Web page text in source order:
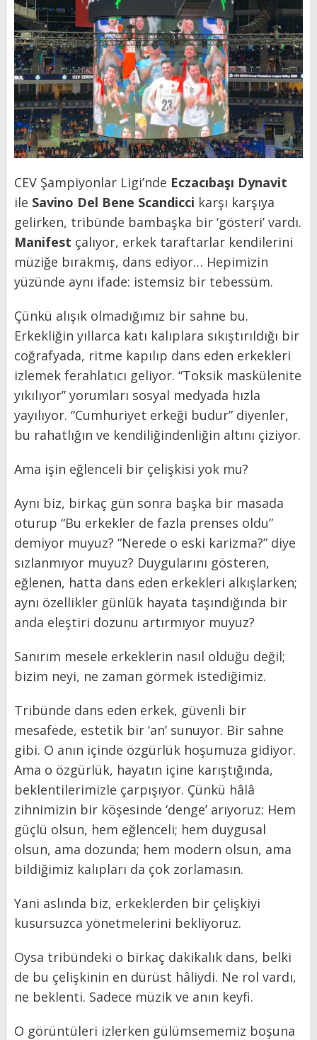
CEV Şampiyonlar Ligi’nde Eczacıbaşı Dynavit
ile Savino Del Bene Scandicci karşı karşıya
gelirken, tribünde bambaşka bir ‘gösteri’ vardı.
Manifest çalıyor, erkek taraftarlar kendilerini
müziğe bırakmış, dans ediyor… Hepimizin
yüzünde aynı ifade: istemsiz bir tebessüm.
Çünkü alışık olmadığımız bir sahne bu.
Erkekliğin yıllarca katı kalıplara sıkıştırıldığı bir
coğrafyada, ritme kapılıp dans eden erkekleri
izlemek ferahlatıcı geliyor. “Toksik maskülenite
yıkılıyor” yorumları sosyal medyada hızla
yayılıyor. “Cumhuriyet erkeği budur” diyenler,
bu rahatlığın ve kendiliğindenliğin altını çiziyor.
Ama işin eğlenceli bir çelişkisi yok mu?
Aynı biz, birkaç gün sonra başka bir masada
oturup “Bu erkekler de fazla prenses oldu”
demiyor muyuz? “Nerede o eski karizma?” diye
sızlanmıyor muyuz? Duygularını gösteren,
eğlenen, hatta dans eden erkekleri alkışlarken;
aynı özellikler günlük hayata taşındığında bir
anda eleştiri dozunu artırmıyor muyuz?
Sanırım mesele erkeklerin nasıl olduğu değil;
bizim neyi, ne zaman görmek istediğimiz.
Tribünde dans eden erkek, güvenli bir
mesafede, estetik bir ‘an’ sunuyor. Bir sahne
gibi. O anın içinde özgürlük hoşumuza gidiyor.
Ama o özgürlük, hayatın içine karıştığında,
beklentilerimizle çarpışıyor. Çünkü hâlâ
zihnimizin bir köşesinde ‘denge’ arıyoruz: Hem
güçlü olsun, hem eğlenceli; hem duygusal
olsun, ama dozunda; hem modern olsun, ama
bildiğimiz kalıpları da çok zorlamasın.
Yani aslında biz, erkeklerden bir çelişkiyi
kusursuzca yönetmelerini bekliyoruz.
Oysa tribündeki o birkaç dakikalık dans, belki
de bu çelişkinin en dürüst hâliydi. Ne rol vardı,
ne beklenti. Sadece müzik ve anın keyfi.
O görüntüleri izlerken gülümsememiz boşuna